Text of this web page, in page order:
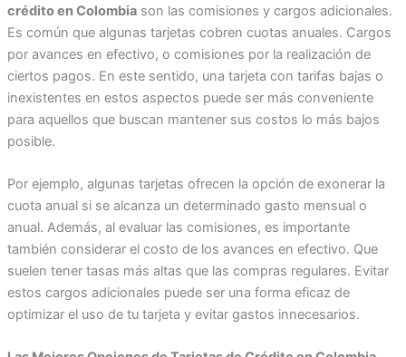
crédito en Colombiason las comisiones y cargos adicionales.
Es común que algunas tarjetas cobren cuotas anuales. Cargos
por avances en efectivo, o comisiones por la realización de
ciertos pagos. En este sentido, una tarjeta con tarifas bajas o
inexistentes en estos aspectos puede ser más conveniente
para aquellos que buscan mantener sus costos lo más bajos
posible.
Por ejemplo, algunas tarjetas ofrecen la opción de exonerar la
cuota anual si se alcanza un determinado gasto mensual o
anual. Además, al evaluar las comisiones, es importante
también considerar el costo de los avances en efectivo. Que
suelen tener tasas más altas que las compras regulares. Evitar
estos cargos adicionales puede ser una forma eficaz de
optimizar el uso de tu tarjeta y evitar gastos innecesarios.